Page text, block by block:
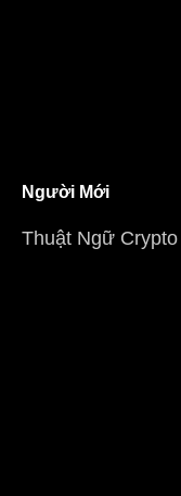
Người Mới
Thuật Ngữ Crypto